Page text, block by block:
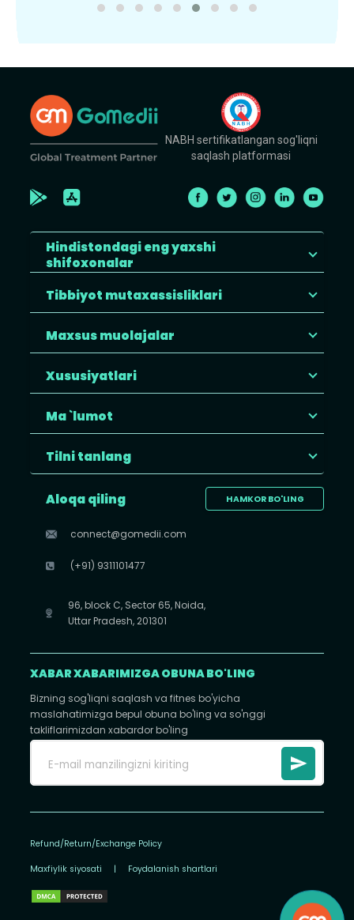
NABH sertifikatlangan sog'liqni
saqlash platformasi
Hindistondagi eng yaxshi
shifoxonalar
Tibbiyot mutaxassisliklari
Maxsus muolajalar
Xususiyatlari
Ma `lumot
Tilni tanlang
HAMKOR BO'LING
Aloqa qiling
connect@gomedii.com
(+91) 9311101477
96, block C, Sector 65, Noida,
Uttar Pradesh, 201301
XABAR XABARIMIZGA OBUNA BO'LING
Bizning sog'liqni saqlash va fitnes bo'yicha
maslahatimizga bepul obuna bo'ling va so'nggi
takliflarimizdan xabardor bo'ling
Refund/Return/Exchange Policy
Maxfiylik siyosati | Foydalanish shartlari